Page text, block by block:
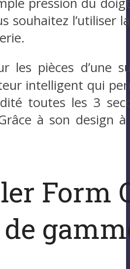
souhaitez l’utiliser
les pièces d’une
intelligent qui
toutes les 3
à son design
Form